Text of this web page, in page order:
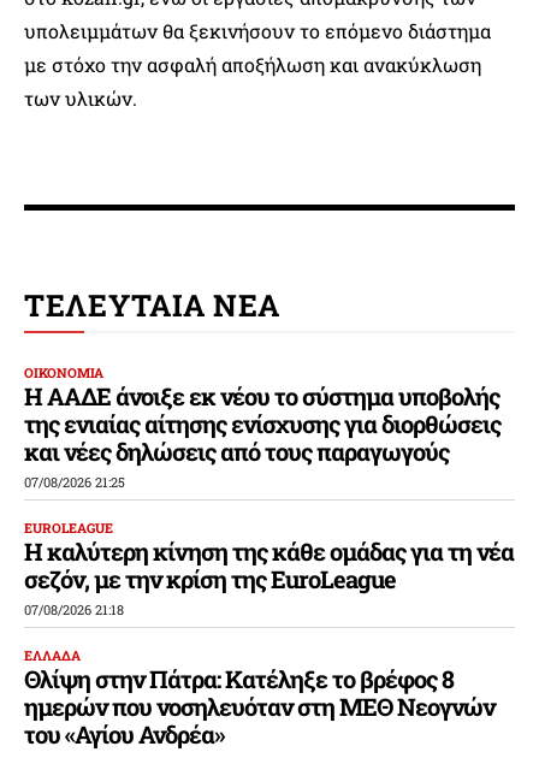
υπολειμμάτων θα ξεκινήσουν το επόμενο διάστημα
με στόχο την ασφαλή αποξήλωση και ανακύκλωση
των υλικών.
ΤΕΛΕΥΤΑΙΑ ΝΕΑ
ΟΙΚΟΝΟΜΙΑ
Η ΑΑΔΕ άνοιξε εκ νέου το σύστημα υποβολής
της ενιαίας αίτησης ενίσχυσης για διορθώσεις
και νέες δηλώσεις από τους παραγωγούς
07/08/2026 21:25
EUROLEAGUE
Η καλύτερη κίνηση της κάθε ομάδας για τη νέα
σεζόν, με την κρίση της EuroLeague
07/08/2026 21:18
ΕΛΛΑΔΑ
Θλίψη στην Πάτρα: Κατέληξε το βρέφος 8
ημερών που νοσηλευόταν στη ΜΕΘ Νεογνών
του «Αγίου Ανδρέα»